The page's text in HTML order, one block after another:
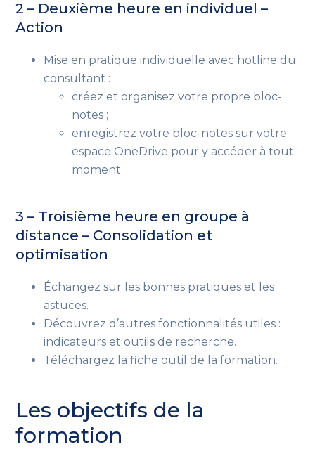
2 – Deuxième heure en individuel –
Action
Mise en pratique individuelle avec hotline du
consultant :
créez et organisez votre propre bloc-
notes ;
enregistrez votre bloc-notes sur votre
espace OneDrive pour y accéder à tout
moment.
3 – Troisième heure en groupe à
distance – Consolidation et
optimisation
Échangez sur les bonnes pratiques et les
astuces.
Découvrez d’autres fonctionnalités utiles :
indicateurs et outils de recherche.
Téléchargez la fiche outil de la formation.
Les objectifs de la
formation